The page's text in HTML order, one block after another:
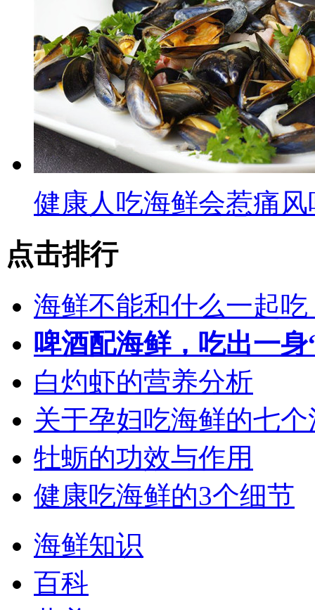
健康人吃海鲜会惹痛风
点击排行
海鲜不能和什么一起
啤酒配海鲜，吃出一身
白灼虾的营养分析
关于孕妇吃海鲜的七
牡蛎的功效与作用
健康吃海鲜的3个细节
海鲜知识
百科